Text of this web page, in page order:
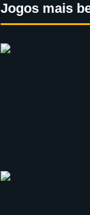
Jogos mais